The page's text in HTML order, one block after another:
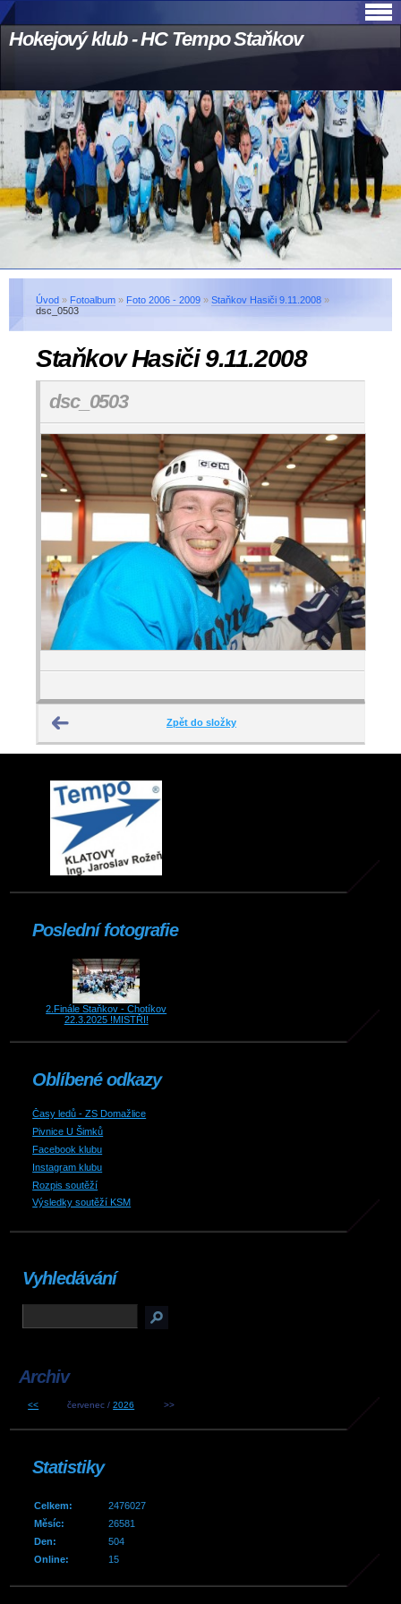
Hokejový klub - HC Tempo Staňkov
Úvod » Fotoalbum » Foto 2006 - 2009 » Staňkov Hasiči 9.11.2008 »
dsc_0503
Staňkov Hasiči 9.11.2008
dsc_0503
Zpět do složky
Poslední fotografie
2.Finále Staňkov - Chotíkov
22.3.2025 !MISTŘI!
Oblíbené odkazy
Časy ledů - ZS Domažlice
Pivnice U Šimků
Facebook klubu
Instagram klubu
Rozpis soutěží
Výsledky soutěží KSM
Vyhledávání
Archiv
<< červenec /2026 >>
Statistiky
Online: 15
Celkem:
2476027
Měsíc:
26581
Den:
504